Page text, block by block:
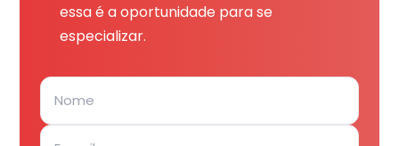
essa é a oportunidade para se
especializar.